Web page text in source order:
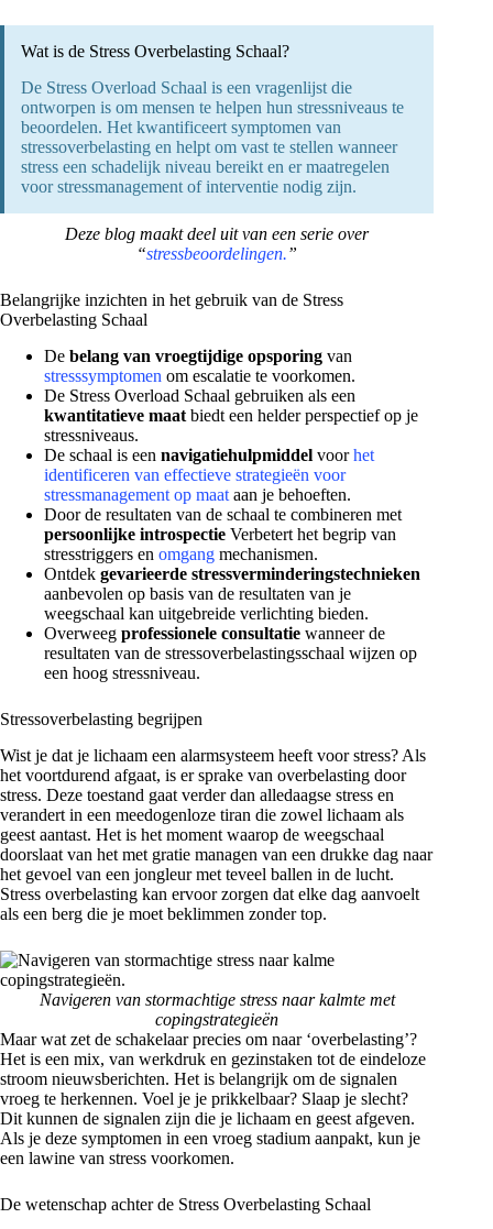
Wat is de Stress Overbelasting Schaal?
De Stress Overload Schaal is een vragenlijst die
ontworpen is om mensen te helpen hun stressniveaus te
beoordelen. Het kwantificeert symptomen van
stressoverbelasting en helpt om vast te stellen wanneer
stress een schadelijk niveau bereikt en er maatregelen
voor stressmanagement of interventie nodig zijn.
Deze blog maakt deel uit van een serie over
“stressbeoordelingen.”
Belangrijke inzichten in het gebruik van de Stress
Overbelasting Schaal
De belang van vroegtijdige opsporing van
stresssymptomen om escalatie te voorkomen.
De Stress Overload Schaal gebruiken als een
kwantitatieve maat biedt een helder perspectief op je
stressniveaus.
De schaal is een navigatiehulpmiddel voorhet
identificeren van effectieve strategieën voor
stressmanagement op maat aan je behoeften.
Door de resultaten van de schaal te combineren met
persoonlijke introspectie Verbetert het begrip van
stresstriggers en omgang mechanismen.
Ontdek gevarieerde stressverminderingstechnieken
aanbevolen op basis van de resultaten van je
weegschaal kan uitgebreide verlichting bieden.
Overweeg professionele consultatie wanneer de
resultaten van de stressoverbelastingsschaal wijzen op
een hoog stressniveau.
Stressoverbelasting begrijpen
Wist je dat je lichaam een alarmsysteem heeft voor stress? Als
het voortdurend afgaat, is er sprake van overbelasting door
stress. Deze toestand gaat verder dan alledaagse stress en
verandert in een meedogenloze tiran die zowel lichaam als
geest aantast. Het is het moment waarop de weegschaal
doorslaat van het met gratie managen van een drukke dag naar
het gevoel van een jongleur met teveel ballen in de lucht.
Stress overbelasting kan ervoor zorgen dat elke dag aanvoelt
als een berg die je moet beklimmen zonder top.
Navigeren van stormachtige stress naar kalmte met
copingstrategieën
Maar wat zet de schakelaar precies om naar ‘overbelasting’?
Het is een mix, van werkdruk en gezinstaken tot de eindeloze
stroom nieuwsberichten. Het is belangrijk om de signalen
vroeg te herkennen. Voel je je prikkelbaar? Slaap je slecht?
Dit kunnen de signalen zijn die je lichaam en geest afgeven.
Als je deze symptomen in een vroeg stadium aanpakt, kun je
een lawine van stress voorkomen.
De wetenschap achter de Stress Overbelasting Schaal